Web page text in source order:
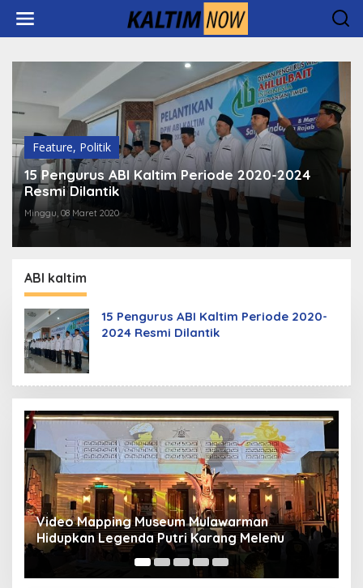
konten
Feature, Politik
15 Pengurus ABI Kaltim Periode 2020-2024
Resmi Dilantik
Minggu, 08 Maret 2020
ABI kaltim
15 Pengurus ABI Kaltim Periode 2020-
2024 Resmi Dilantik
Video Mapping Museum Mulawarman
Hidupkan Legenda Putri Karang Melenu